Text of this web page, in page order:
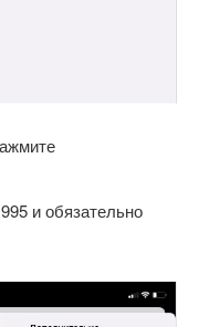
и обязательно